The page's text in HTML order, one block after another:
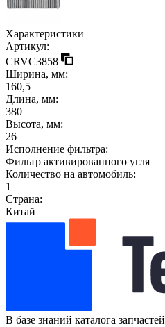
Характеристики
Артикул:
CRVC3858
Ширина, мм:
160,5
Длина, мм:
380
Высота, мм:
26
Исполнение фильтра:
Фильтр активированного угля
Количество на автомобиль:
1
Страна:
Китай
В базе знаний каталога запчастей